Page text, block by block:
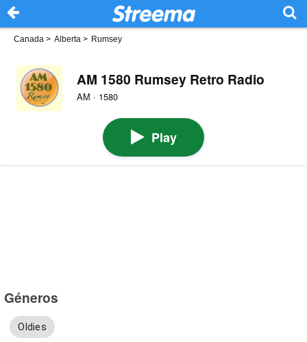
Canada > Alberta > Rumsey
AM 1580 Rumsey Retro Radio
AM · 1580
Play
Géneros
Oldies